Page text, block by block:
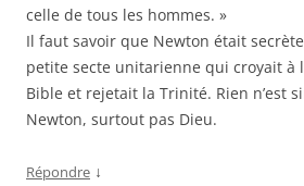
celle de tous les hommes. »
Il faut savoir que Newton était
petite secte unitarienne qui croyait à
Bible et rejetait la Trinité. Rien n’est
Newton, surtout pas Dieu.
Répondre ↓